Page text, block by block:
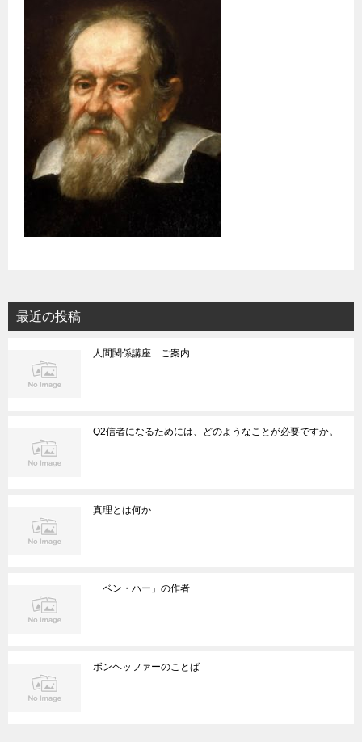
最近の投稿
人間関係講座 ご案内
Q2信者になるためには、どのようなことが必要ですか。
真理とは何か
「ベン・ハー」の作者
ボンヘッファーのことば